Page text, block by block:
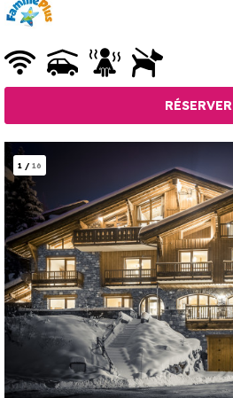
RÉSERVER
1 / 16